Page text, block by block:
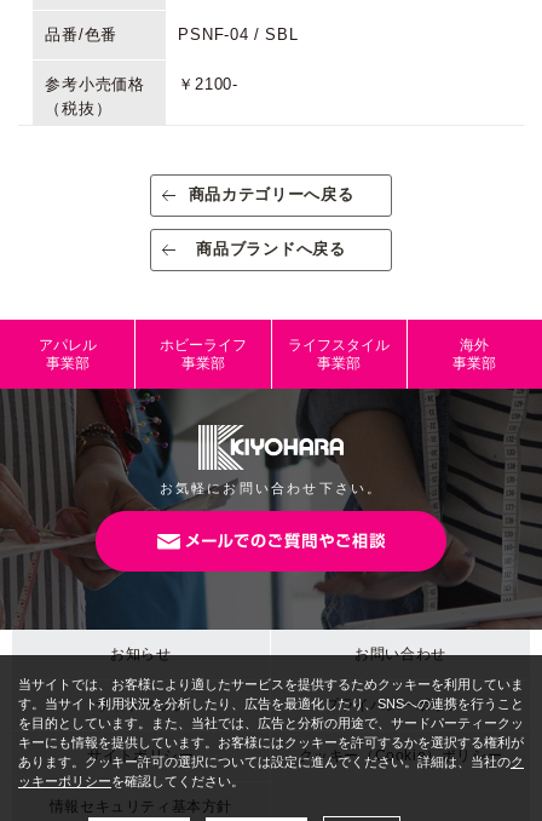
品番/色番 PSNF-04 / SBL
参考小売価格
（税抜）
￥2100-
綿100％
出荷単位:1反
パッケージサ
本体サイズ
JANコード 4965492170630
商品名
パペットスンスン ベーシック ターコイズ
ブルー
品番/色番 PSNF-04 / TBL
商品カテゴリーへ戻る
商品ブランドへ戻る
アパレル
事業部
ホビーライフ
事業部
ライフスタイル
事業部
海外
事業部
お気軽にお問い合わせ下さい。
お知らせ お問い合わせ
サイトマップ プライバシーポリシー
サイトポリシー クッキー（Cookie）ポリシー
情報セキュリティ基本方針